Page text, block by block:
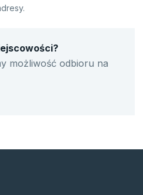
możliwość odbioru na